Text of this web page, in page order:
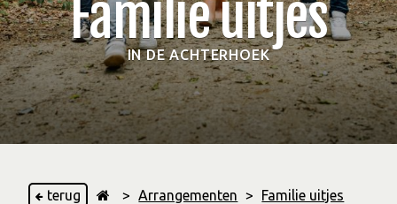
Familie uitjes
IN DE ACHTERHOEK
terug > Arrangementen > Familie uitjes